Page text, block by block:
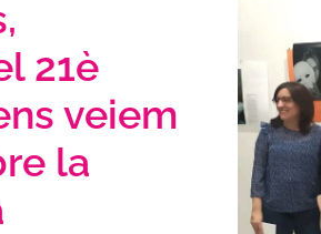
21è
veiem
la